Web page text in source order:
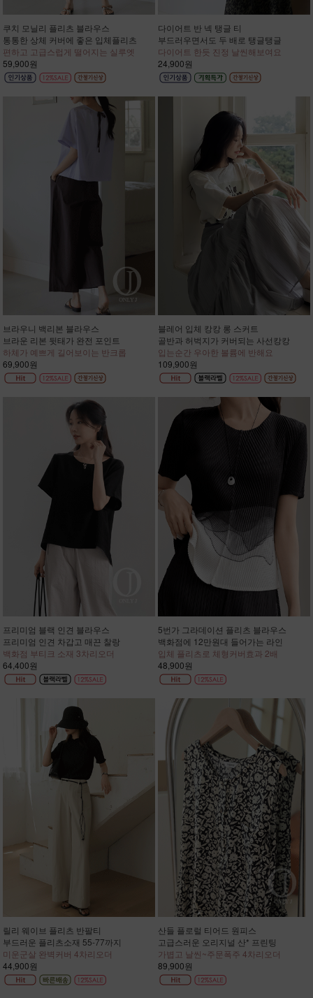
쿠치 모닐리 플리츠 블라우스
통통한 상체 커버에 좋은 입체플리츠
편하고 고급스럽게 떨어지는 실루엣
59,900원
다이어트 반 넥 탱글 티
부드러우면서도 두 배로 탱글탱글
다이어트 한듯 진정 날씬해보여요
24,900원
브라우니 백리본 블라우스
브라운 리본 뒷태가 완전 포인트
하체가 예쁘게 길어보이는 반크롭
69,900원
블레어 입체 캉캉 롱 스커트
골반과 허벅지가 커버되는 사선캉캉
입는순간 우아한 볼륨에 반해요
109,900원
프리미엄 블랙 인견 블라우스
프리미엄 인견 차갑고 매끈 찰랑
백화점 부티크 소재 3차리오더
64,400원
5번가 그라데이션 플리츠 블라우스
백화점에 12만원대 들어가는 라인
입체 플리츠로 체형커버효과 2배
48,900원
릴리 웨이브 플리츠 반팔티
부드러운 플리츠소재 55-77까지
미운군살 완벽커버 4차리오더
44,900원
산들 플로럴 티어드 원피스
고급스러운 오리지널 산* 프린팅
가볍고 날씬~주문폭주 4차리오더
89,900원